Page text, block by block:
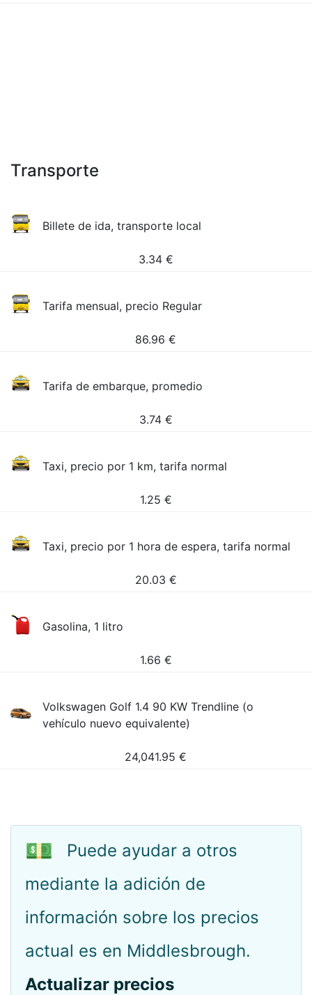
Transporte
Billete de ida, transporte local
3.34 €
Tarifa mensual, precio Regular
86.96 €
Tarifa de embarque, promedio
3.74 €
Taxi, precio por 1 km, tarifa normal
1.25 €
Taxi, precio por 1 hora de espera, tarifa normal
20.03 €
Gasolina, 1 litro
1.66 €
Volkswagen Golf 1.4 90 KW Trendline (o
vehículo nuevo equivalente)
24,041.95 €
💵
Puede ayudar a otros
mediante la adición de
información sobre los precios
actual es en Middlesbrough.
Actualizar precios